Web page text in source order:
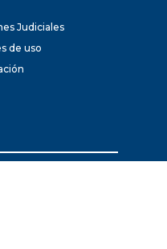
Judiciales
de uso